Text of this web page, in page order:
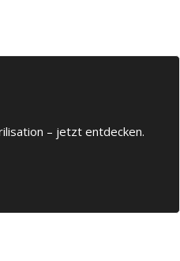
– jetzt entdecken.